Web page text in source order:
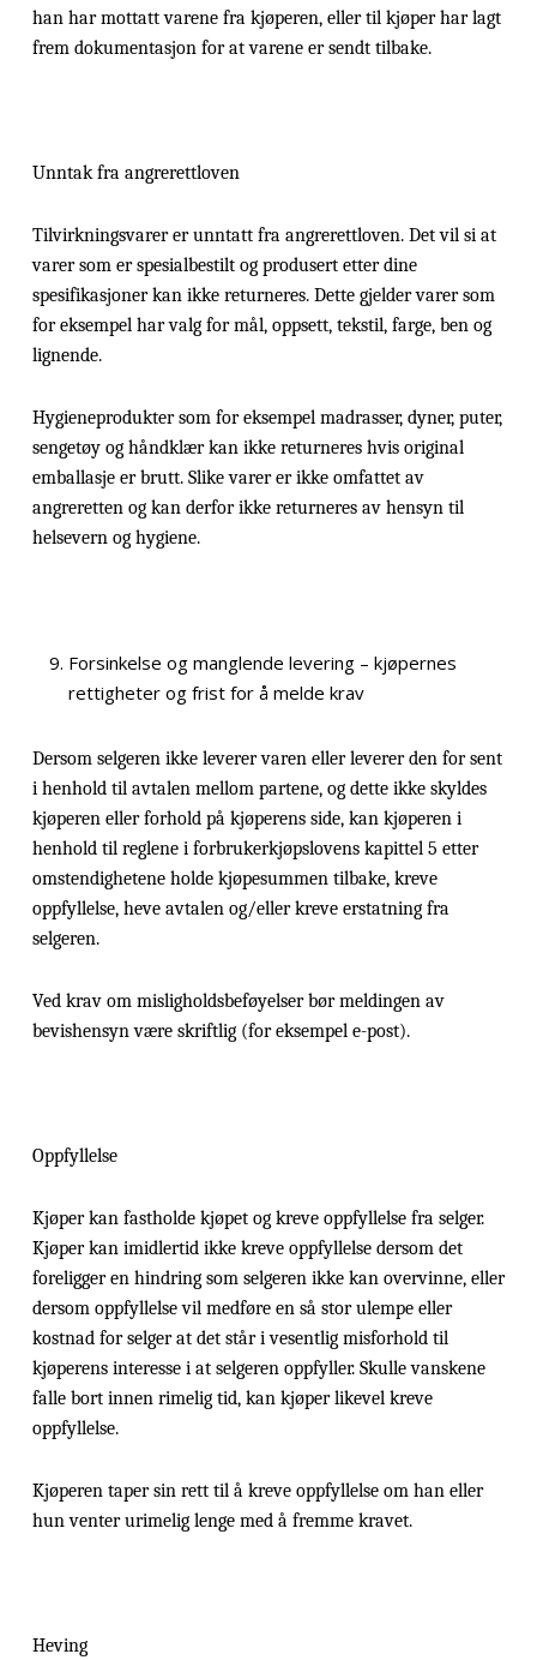
han har mottatt varene fra kjøperen, eller til kjøper har lagt
frem dokumentasjon for at varene er sendt tilbake.
Unntak fra angrerettloven
Tilvirkningsvarer er unntatt fra angrerettloven. Det vil si at
varer som er spesialbestilt og produsert etter dine
spesifikasjoner kan ikke returneres. Dette gjelder varer som
for eksempel har valg for mål, oppsett, tekstil, farge, ben og
lignende.
Hygieneprodukter som for eksempel madrasser, dyner, puter,
sengetøy og håndklær kan ikke returneres hvis original
emballasje er brutt. Slike varer er ikke omfattet av
angreretten og kan derfor ikke returneres av hensyn til
helsevern og hygiene.
Forsinkelse og manglende levering – kjøpernes
rettigheter og frist for å melde krav
Dersom selgeren ikke leverer varen eller leverer den for sent
i henhold til avtalen mellom partene, og dette ikke skyldes
kjøperen eller forhold på kjøperens side, kan kjøperen i
henhold til reglene i forbrukerkjøpslovens kapittel 5 etter
omstendighetene holde kjøpesummen tilbake, kreve
oppfyllelse, heve avtalen og/eller kreve erstatning fra
selgeren.
Ved krav om misligholdsbeføyelser bør meldingen av
bevishensyn være skriftlig (for eksempel e-post).
Oppfyllelse
Kjøper kan fastholde kjøpet og kreve oppfyllelse fra selger.
Kjøper kan imidlertid ikke kreve oppfyllelse dersom det
foreligger en hindring som selgeren ikke kan overvinne, eller
dersom oppfyllelse vil medføre en så stor ulempe eller
kostnad for selger at det står i vesentlig misforhold til
kjøperens interesse i at selgeren oppfyller. Skulle vanskene
falle bort innen rimelig tid, kan kjøper likevel kreve
oppfyllelse.
Kjøperen taper sin rett til å kreve oppfyllelse om han eller
hun venter urimelig lenge med å fremme kravet.
Heving